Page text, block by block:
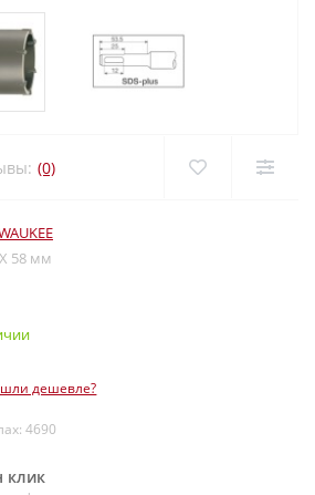
(0)
58 мм
дешевле?
4690
клик